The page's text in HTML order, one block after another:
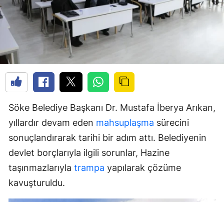
Söke Belediye Başkanı Dr. Mustafa İberya Arıkan,
yıllardır devam eden mahsuplaşma sürecini
sonuçlandırarak tarihi bir adım attı. Belediyenin
devlet borçlarıyla ilgili sorunlar, Hazine
taşınmazlarıyla trampa yapılarak çözüme
kavuşturuldu.